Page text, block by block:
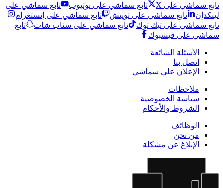
تابع سماشي على X
تابع سماشي على يوتيوب
تابع سماشي على
لينكدإن
تابع سماشي على تويتش
تابع سماشي على إنستغرام
تابع سماشي على تيك توك
تابع سماشي على سناب شات
تابع
سماشي على فيسبوك
الأسئلة الشائعة
اتصل بنا
الإعلان على سماشي
ملاحظات
سياسة الخصوصية
الشروط والأحكام
الوظائف
من نحن
الإبلاغ عن مشكلة